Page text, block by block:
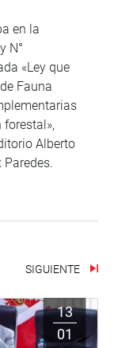
en la
N°
«Ley que
Fauna
Alberto
SIGUIENTE
13
01